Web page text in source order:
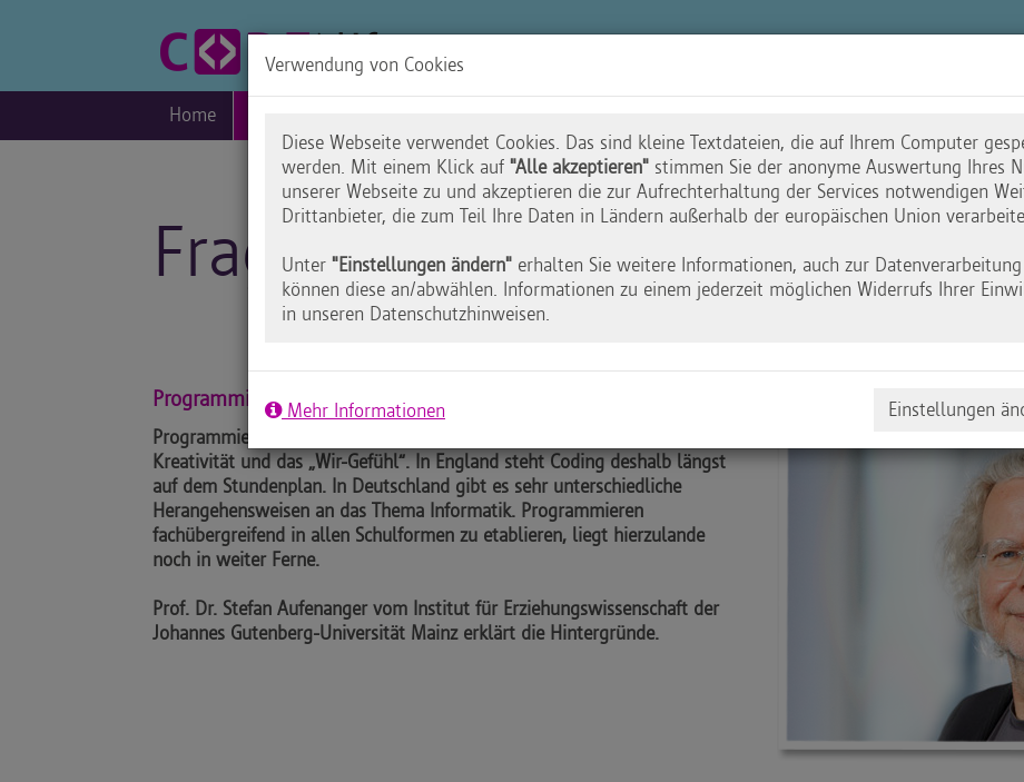
Home
Fragen an Dr. Stefan
Programmieren - Eine Sprache die verbindet.
Programmieren macht Spaß, fördert logisches Denken, stärkt die
Kreativität und das „Wir-Gefühl“. In England steht Coding deshalb längst
auf dem Stundenplan. In Deutschland gibt es sehr unterschiedliche
Herangehensweisen an das Thema Informatik. Programmieren
fachübergreifend in allen Schulformen zu etablieren, liegt hierzulande
noch in weiter Ferne.
Prof. Dr. Stefan Aufenanger vom Institut für Erziehungswissenschaft der
Johannes Gutenberg-Universität Mainz erklärt die Hintergründe.
Verwendung von Cookies
Diese Webseite verwendet Cookies. Das sind kleine Textdateien, die auf Ihrem Computer
werden. Mit einem Klick auf "Alle akzeptieren" stimmen Sie der anonyme Auswertung Ihres
unserer Webseite zu und akzeptieren die zur Aufrechterhaltung der Services notwendigen
Drittanbieter, die zum Teil Ihre Daten in Ländern außerhalb der europäischen Union
Unter "Einstellungen ändern" erhalten Sie weitere Informationen, auch zur
können diese an/abwählen. Informationen zu einem jederzeit möglichen Widerrufs Ihrer
in unseren Datenschutzhinweisen.
Mehr Informationen Einstellungen